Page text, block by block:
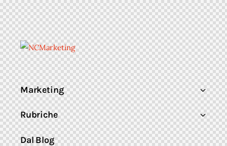
Marketing
Rubriche
Dal Blog